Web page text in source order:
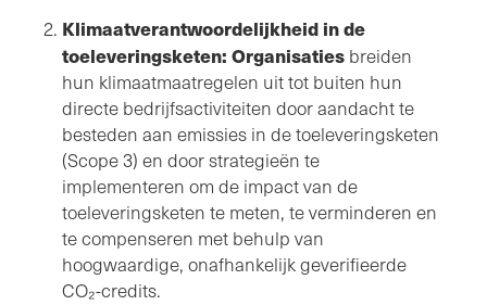
Klimaatverantwoordelijkheid in de
toeleveringsketen: Organisaties breiden
hun klimaatmaatregelen uit tot buiten hun
directe bedrijfsactiviteiten door aandacht te
besteden aan emissies in de toeleveringsketen
(Scope 3) en door strategieën te
implementeren om de impact van de
toeleveringsketen te meten, te verminderen en
te compenseren met behulp van
hoogwaardige, onafhankelijk geverifieerde
CO₂-credits.